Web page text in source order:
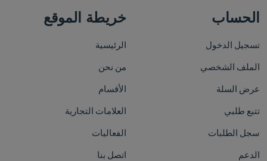
الحساب
تسجيل الدخول
الملف الشخصي
عرض السلة
تتبع طلبي
سجل الطلبات
الدعم
خريطة الموقع
الرئيسية
من نحن
الأقسام
العلامات التجارية
الفعاليات
اتصل بنا